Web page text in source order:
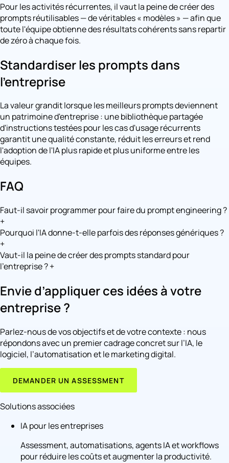
Pour les activités récurrentes, il vaut la peine de créer des
prompts réutilisables — de véritables « modèles » — afin que
toute l'équipe obtienne des résultats cohérents sans repartir
de zéro à chaque fois.
Standardiser les prompts dans
l'entreprise
La valeur grandit lorsque les meilleurs prompts deviennent
un patrimoine d'entreprise : une bibliothèque partagée
d'instructions testées pour les cas d'usage récurrents
garantit une qualité constante, réduit les erreurs et rend
l'adoption de l'IA plus rapide et plus uniforme entre les
équipes.
FAQ
Faut-il savoir programmer pour faire du prompt engineering ?
+
Pourquoi l'IA donne-t-elle parfois des réponses génériques ?
+
Vaut-il la peine de créer des prompts standard pour
l'entreprise ?+
Envie d’appliquer ces idées à votre
entreprise ?
Parlez-nous de vos objectifs et de votre contexte : nous
répondons avec un premier cadrage concret sur l’IA, le
logiciel, l’automatisation et le marketing digital.
DEMANDER UN ASSESSMENT
Solutions associées
IA pour les entreprises
Assessment, automatisations, agents IA et workflows
pour réduire les coûts et augmenter la productivité.